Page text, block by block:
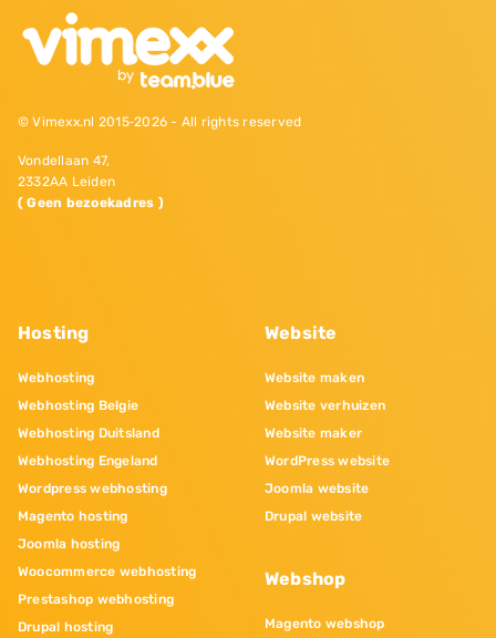
© Vimexx.nl 2015‐2026 - All rights reserved
Vondellaan 47,
2332AA Leiden
( Geen bezoekadres )
Hosting
Webhosting
Webhosting Belgie
Webhosting Duitsland
Webhosting Engeland
Wordpress webhosting
Magento hosting
Joomla hosting
Woocommerce webhosting
Prestashop webhosting
Drupal hosting
Website
Website maken
Website verhuizen
Website maker
WordPress website
Joomla website
Drupal website
Webshop
Magento webshop